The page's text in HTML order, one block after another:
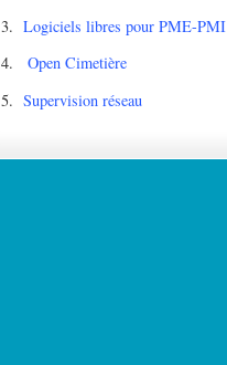
3.Logiciels libres pour PME-PMI
4.
Open Cimetière
5.Supervision réseau